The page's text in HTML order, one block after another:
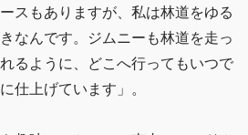
スもありますが、私は林道をゆる
なんです。ジムニーも林道を走っ
るように、どこへ行ってもいつで
仕上げています」。